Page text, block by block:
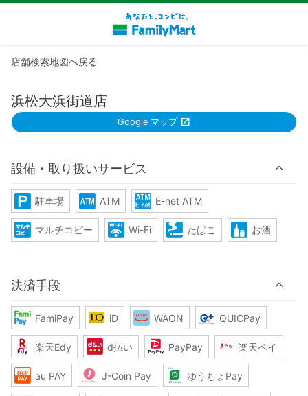
店舗検索地図へ戻る
浜松大浜街道店
Google マップ
設備・取り扱いサービス
駐車場 ATM E-net ATM
マルチコピー Wi-Fi たばこ お酒
決済手段
FamiPay iD WAON QUICPay
楽天Edy d払い PayPay 楽天ペイ
au PAY J-Coin Pay ゆうちょPay